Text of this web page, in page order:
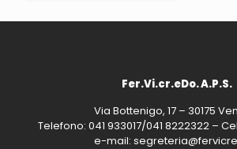
Fer.Vi.cr.eDo. A.P.S.
Via Bottenigo, 17 – 30175
Telefono: 041 933017/041 8222322 –
e-mail: